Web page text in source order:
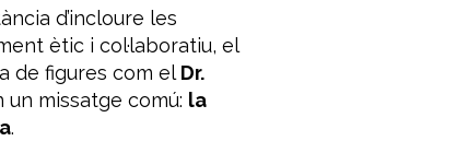
d’incloure les
ètic i col·laboratiu, el
de figures com elDr.
missatge comú: la
.